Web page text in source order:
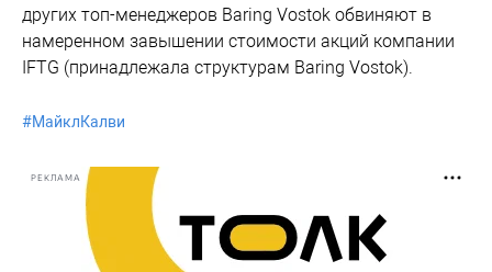
других топ-менеджеров Baring Vostok обвиняют в
намеренном завышении стоимости акций компании
IFTG (принадлежала структурам Baring Vostok).
#МайклКалви
РЕКЛАМА